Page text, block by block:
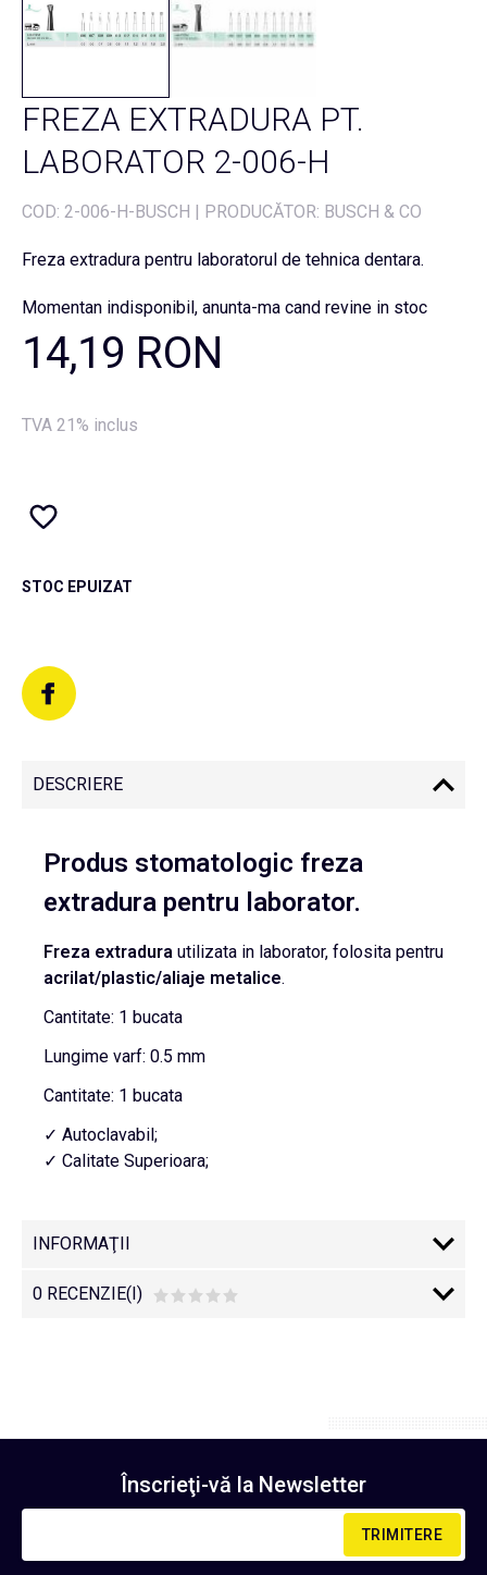
FREZA EXTRADURA PT.
LABORATOR 2-006-H
COD: 2-006-H-BUSCH | PRODUCĂTOR: BUSCH & CO
Freza extradura pentru laboratorul de tehnica dentara.
Momentan indisponibil, anunta-ma cand revine in stoc
14,19 RON
TVA 21% inclus
STOC EPUIZAT
DESCRIERE
Produs stomatologic freza
extradura pentru laborator.
Freza extradura utilizata in laborator, folosita pentru
acrilat/plastic/aliaje metalice.
Cantitate: 1 bucata
Lungime varf: 0.5 mm
Cantitate: 1 bucata
✓ Autoclavabil;
✓ Calitate Superioara;
INFORMAŢII
0 RECENZIE(I)
Înscrieţi-vă la Newsletter
TRIMITERE